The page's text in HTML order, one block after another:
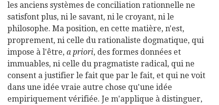
les anciens systèmes de conciliation rationnelle ne
satisfont plus, ni le savant, ni le croyant, ni le
philosophe. Ma position, en cette matière, n'est,
proprement, ni celle du rationaliste dogmatique, qui
impose à l'être, a priori, des formes données et
immuables, ni celle du pragmatiste radical, qui ne
consent a justifier le fait que par le fait, et qui ne voit
dans une idée vraie autre chose qu'une idée
empiriquement vérifiée. Je m'applique à distinguer,